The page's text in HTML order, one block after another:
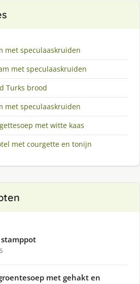
met speculaaskruiden
met speculaaskruiden
Turks brood
met speculaaskruiden
met witte kaas
met courgette en tonijn
met gehakt en